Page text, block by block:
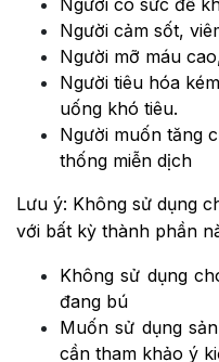
Người cảm sốt,
Người mỡ máu
Người tiêu hóa
uống khó tiêu.
Người muốn tăng
thống miễn dịch
Lưu ý: Không sử dụng
với bất kỳ thành phần
Không sử dụng
đang bú
Muốn sử dụng
cần tham khảo ý